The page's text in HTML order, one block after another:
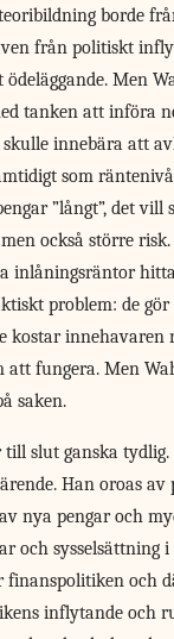
borde
från politiskt
Men
tanken att införa
innebära att
som
”långt”, det vill
också större
inlåningsräntor
problem: de gör
kostar innehavaren
att fungera. Men
saken.
till slut ganska
Han oroas av
nya pengar och
och sysselsättning
finanspolitiken och
inflytande och